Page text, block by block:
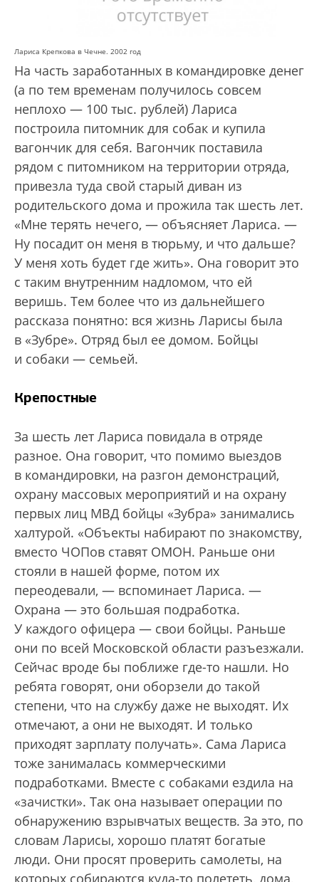
Лариса Крепкова в Чечне. 2002 год
На часть заработанных в командировке денег
(а по тем временам получилось совсем
неплохо — 100 тыс. рублей) Лариса
построила питомник для собак и купила
вагончик для себя. Вагончик поставила
рядом с питомником на территории отряда,
привезла туда свой старый диван из
родительского дома и прожила так шесть лет.
«Мне терять нечего, — объясняет Лариса. —
Ну посадит он меня в тюрьму, и что дальше?
У меня хоть будет где жить». Она говорит это
с таким внутренним надломом, что ей
веришь. Тем более что из дальнейшего
рассказа понятно: вся жизнь Ларисы была
в «Зубре». Отряд был ее домом. Бойцы
и собаки — семьей.
Крепостные
За шесть лет Лариса повидала в отряде
разное. Она говорит, что помимо выездов
в командировки, на разгон демонстраций,
охрану массовых мероприятий и на охрану
первых лиц МВД бойцы «Зубра» занимались
халтурой. «Объекты набирают по знакомству,
вместо ЧОПов ставят ОМОН. Раньше они
стояли в нашей форме, потом их
переодевали, — вспоминает Лариса. —
Охрана — это большая подработка.
У каждого офицера — свои бойцы. Раньше
они по всей Московской области разъезжали.
Сейчас вроде бы поближе где-то нашли. Но
ребята говорят, они оборзели до такой
степени, что на службу даже не выходят. Их
отмечают, а они не выходят. И только
приходят зарплату получать». Сама Лариса
тоже занималась коммерческими
подработками. Вместе с собаками ездила на
«зачистки». Так она называет операции по
обнаружению взрывчатых веществ. За это, по
словам Ларисы, хорошо платят богатые
люди. Они просят проверить самолеты, на